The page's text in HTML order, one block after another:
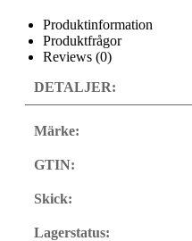
Produktinformation
Produktfrågor
Reviews (0)
DETALJER:
Märke:
GTIN:
Skick:
Lagerstatus: